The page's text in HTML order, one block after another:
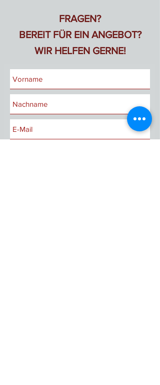
FRAGEN?
BEREIT FÜR EIN ANGEBOT?
WIR HELFEN GERNE!